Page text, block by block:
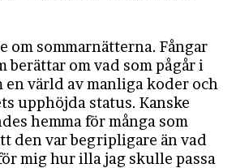
om sommarnätterna. Fångar
berättar om vad som pågår i
en värld av manliga koder och
upphöjda status. Kanske
hemma för många som
den var begripligare än vad
mig hur illa jag skulle passa